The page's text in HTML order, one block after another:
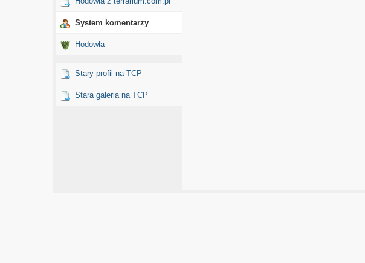
System komentarzy
Hodowla
Stary profil na TCP
Stara galeria na TCP